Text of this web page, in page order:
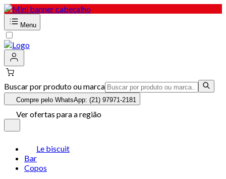
Menu
Buscar por produto ou marca
Compre pelo WhatsApp: (21) 97971-2181
Ver ofertas para a região
Le biscuit
Bar
Copos